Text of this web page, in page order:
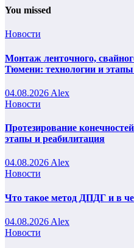
You missed
Новости
Монтаж ленточного,
Тюмени: технологии и этапы
04.08.2026 Alex
Новости
Протезирование
этапы и реабилитация
04.08.2026 Alex
Новости
Что такое метод ДПДГ и в
04.08.2026 Alex
Новости